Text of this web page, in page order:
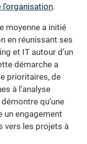
.
moyenne a initié
en réunissant ses
et IT autour d’un
démarche a
prioritaires, de
à l’analyse
qu’une
un engagement
vers les projets à